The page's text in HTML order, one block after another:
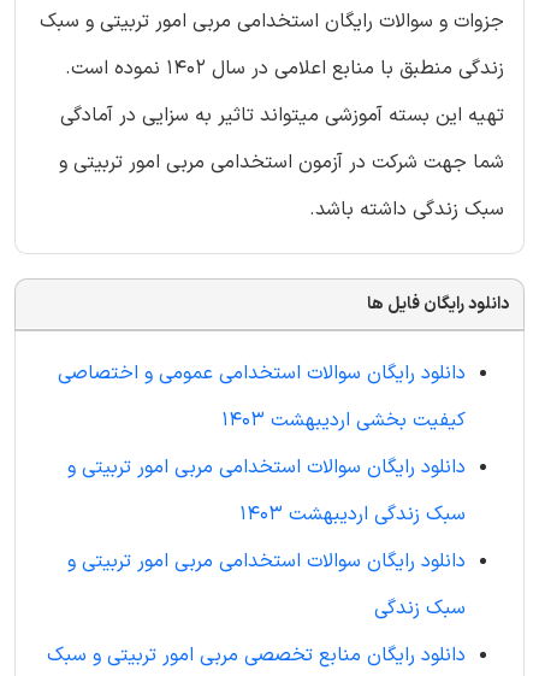
جزوات و سوالات رایگان استخدامی مربی امور تربیتی و سبک
زندگی منطبق با منابع اعلامی در سال ۱۴۰۲ نموده است.
تهیه این بسته آموزشی میتواند تاثیر به سزایی در آمادگی
شما جهت شرکت در آزمون استخدامی مربی امور تربیتی و
سبک زندگی داشته باشد.
دانلود رایگان فایل ها
دانلود رایگان سوالات استخدامی عمومی و اختصاصی
کیفیت بخشی اردیبهشت 1403
دانلود رایگان سوالات استخدامی مربی امور تربیتی و
سبک زندگی اردیبهشت 1403
دانلود رایگان سوالات استخدامی مربی امور تربیتی و
سبک زندگی
دانلود رایگان منابع تخصصی مربی امور تربیتی و سبک